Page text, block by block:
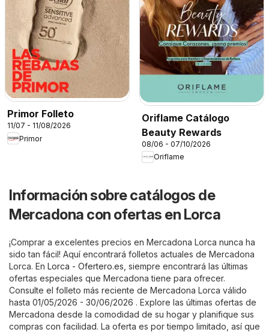
Primor Folleto
11/07 - 11/08/2026
Primor
Oriflame Catálogo
Beauty Rewards
08/06 - 07/10/2026
Oriflame
Información sobre catálogos de
Mercadona con ofertas en Lorca
¡Comprar a excelentes precios en Mercadona Lorca nunca ha
sido tan fácil! Aquí encontrará folletos actuales de Mercadona
Lorca. En Lorca - Ofertero.es , siempre encontrará las últimas
ofertas especiales que Mercadona tiene para ofrecer.
Consulte el folleto más reciente de Mercadona Lorca válido
hasta 01/05/2026 - 30/06/2026 . Explore las últimas ofertas de
Mercadona desde la comodidad de su hogar y planifique sus
compras con facilidad. La oferta es por tiempo limitado, así que